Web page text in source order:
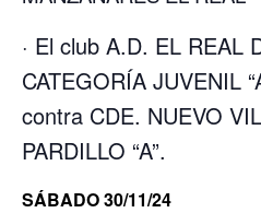
· El club A.D. EL REAL
CATEGORÍA JUVENIL
contra CDE. NUEVO
PARDILLO “A”.
SÁBADO 30/11/24